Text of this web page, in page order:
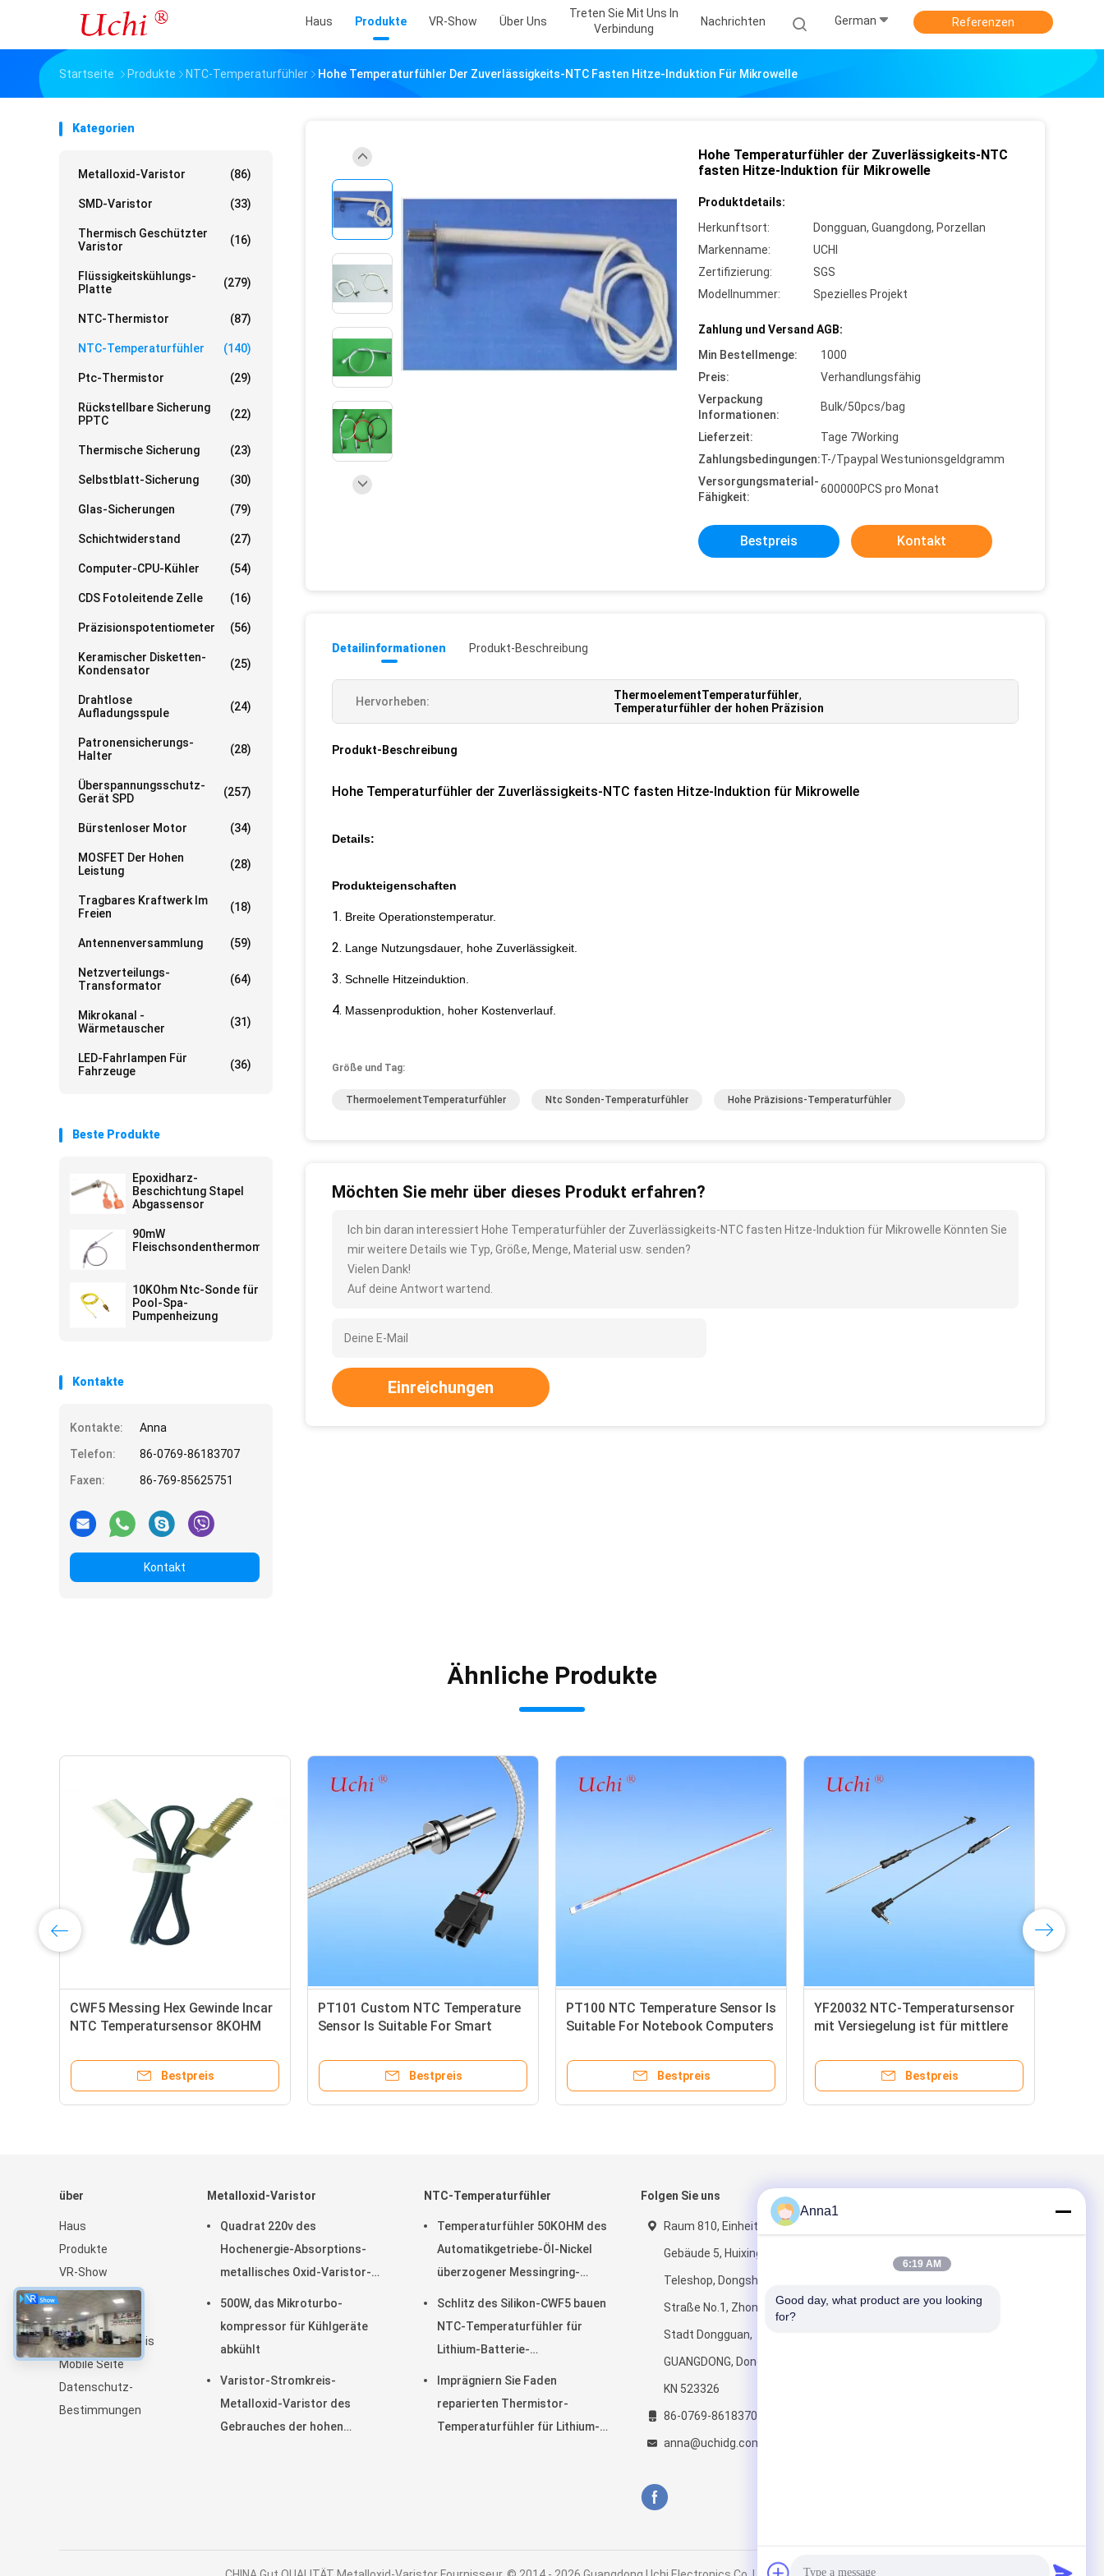
Haus Produkte VR-Show Über Uns
Treten Sie Mit Uns In
Verbindung
Nachrichten German Referenzen
Startseite Produkte NTC-Temperaturfühler Hohe Temperaturfühler Der Zuverlässigkeits-NTC Fasten Hitze-Induktion Für Mikrowelle
Kategorien
Metalloxid-Varistor (86)
SMD-Varistor (33)
Thermisch Geschützter
Varistor
(16)
Flüssigkeitskühlungs-
Platte
(279)
NTC-Thermistor (87)
NTC-Temperaturfühler (140)
Ptc-Thermistor (29)
Rückstellbare Sicherung
PPTC
(22)
Thermische Sicherung (23)
Selbstblatt-Sicherung (30)
Glas-Sicherungen (79)
Schichtwiderstand (27)
Computer-CPU-Kühler (54)
CDS Fotoleitende Zelle (16)
Präzisionspotentiometer (56)
Keramischer Disketten-
Kondensator
(25)
Drahtlose
Aufladungsspule
(24)
Patronensicherungs-
Halter
(28)
Überspannungsschutz-
Gerät SPD
(257)
Bürstenloser Motor (34)
MOSFET Der Hohen
Leistung
(28)
Tragbares Kraftwerk Im
Freien
(18)
Antennenversammlung (59)
Netzverteilungs-
Transformator
(64)
Mikrokanal -
Wärmetauscher
(31)
LED-Fahrlampen Für
Fahrzeuge
(36)
Beste Produkte
Epoxidharz-
Beschichtung Stapel
Abgassensor
90mW
Fleischsondenthermometer
10KOhm Ntc-Sonde für
Pool-Spa-
Pumpenheizung
Kontakte
Kontakte:
Anna
Telefon:
86-0769-86183707
Faxen:
86-769-85625751
Kontakt
Hohe Temperaturfühler der Zuverlässigkeits-NTC
fasten Hitze-Induktion für Mikrowelle
Produktdetails:
Herkunftsort:
Dongguan, Guangdong, Porzellan
Markenname:
UCHI
Zertifizierung:
SGS
Modellnummer:
Spezielles Projekt
Zahlung und Versand AGB:
Min Bestellmenge:
1000
Preis:
Verhandlungsfähig
Verpackung
Informationen:
Bulk/50pcs/bag
Lieferzeit:
Tage 7Working
Zahlungsbedingungen:T-/Tpaypal Westunionsgeldgramm
Versorgungsmaterial-
Fähigkeit:
600000PCS pro Monat
Bestpreis Kontakt
Detailinformationen Produkt-Beschreibung
Hervorheben: ThermoelementTemperaturfühler,
Temperaturfühler der hohen Präzision
Produkt-Beschreibung
Hohe Temperaturfühler der Zuverlässigkeits-NTC fasten Hitze-Induktion für Mikrowelle
Details:
Produkteigenschaften
1. Breite Operationstemperatur.
2. Lange Nutzungsdauer, hohe Zuverlässigkeit.
3. Schnelle Hitzeinduktion.
4. Massenproduktion, hoher Kostenverlauf.
Größe und Tag:
ThermoelementTemperaturfühler Ntc Sonden-Temperaturfühler Hohe Präzisions-Temperaturfühler
Möchten Sie mehr über dieses Produkt erfahren?
Ich bin daran interessiert Hohe Temperaturfühler der Zuverlässigkeits-NTC fasten Hitze-Induktion für Mikrowelle Könnten Sie
mir weitere Details wie Typ, Größe, Menge, Material usw. senden?
Vielen Dank!
Auf deine Antwort wartend.
Einreichungen
Ähnliche Produkte
CWF5 Messing Hex Gewinde Incar
NTC Temperatursensor 8KOHM
Modul
Bestpreis
PT101 Custom NTC Temperature
Sensor Is Suitable For Smart
Bestpreis
PT100 NTC Temperature Sensor Is
Suitable For Notebook Computers
Bestpreis
YF20032 NTC-Temperatursensor
mit Versiegelung ist für mittlere
geeignet
Bestpreis
über
Haus
Produkte
VR-Show
Über uns
Nachrichten
Seitenverzeichnis
Mobile Seite
Datenschutz-
Bestimmungen
Metalloxid-Varistor
Quadrat 220v des
Hochenergie-Absorptions-
metallisches Oxid-Varistor-
500W, das Mikroturbo-
kompressor für Kühlgeräte
abkühlt
Varistor-Stromkreis-
Metalloxid-Varistor des
Gebrauches der hohen
NTC-Temperaturfühler
Temperaturfühler 50KOHM des
Automatikgetriebe-Öl-Nickel
überzogener Messingring-
Schlitz des Silikon-CWF5 bauen
NTC-Temperaturfühler für
Lithium-Batterie-
Imprägniern Sie Faden
reparierten Thermistor-
Temperaturfühler für Lithium-
Folgen Sie uns
Raum 810, Einheit 2,
Gebäude 5, Huixing-
Teleshop, Dongsheng-
Straße No.1, Zhongshan
Stadt Dongguan,
GUANGDONG, Dongs, Shilong
KN 523326
86-0769-86183707
anna@uchidg.com
Anna1
6:19 AM
Good day, what product are you looking
for?